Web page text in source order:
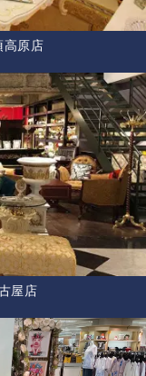
高原店
屋店